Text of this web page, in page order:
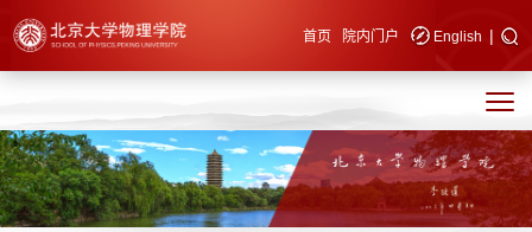
快速导航 首页 院内门户 English |